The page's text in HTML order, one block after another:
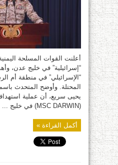
في
في
أم
أعلنت القوات المسلحة
“إسرائيلية” في خليج عدن،
“الإسرائيلي” في منطقة أم
المحتلة. وأوضح المتحدث
يحيى سريع، أن عملية استهداف
(MSC DARWIN) في خليج ...
أكمل القراءة »